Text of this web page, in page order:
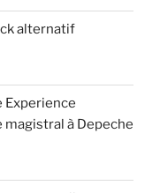
alternatif
Experience
à Depeche